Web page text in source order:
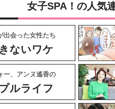
女子SPA！の人気
出会った女性たち
ないワケ
ー、アンヌ遙香の
ルライフ